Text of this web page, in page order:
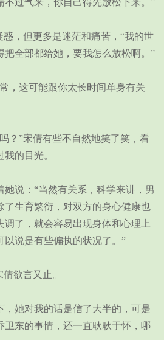
不过气来，你自己得先放松下来。”
，但更多是迷茫和痛苦，“我的世
把全部都给她，要我怎么放松啊。”
这可能跟你太长时间单身有关
”宋倩有些不自然地笑了笑，看
的目光。
说：“当然有关系，科学来讲，男
了生育繁衍，对双方的身心健康也
调了，就会容易出现身体和心理上
以说是有些偏执的状况了。”
言又止。
她对我的话是信了大半的，可是
卫东的事情，还一直耿耿于怀，哪